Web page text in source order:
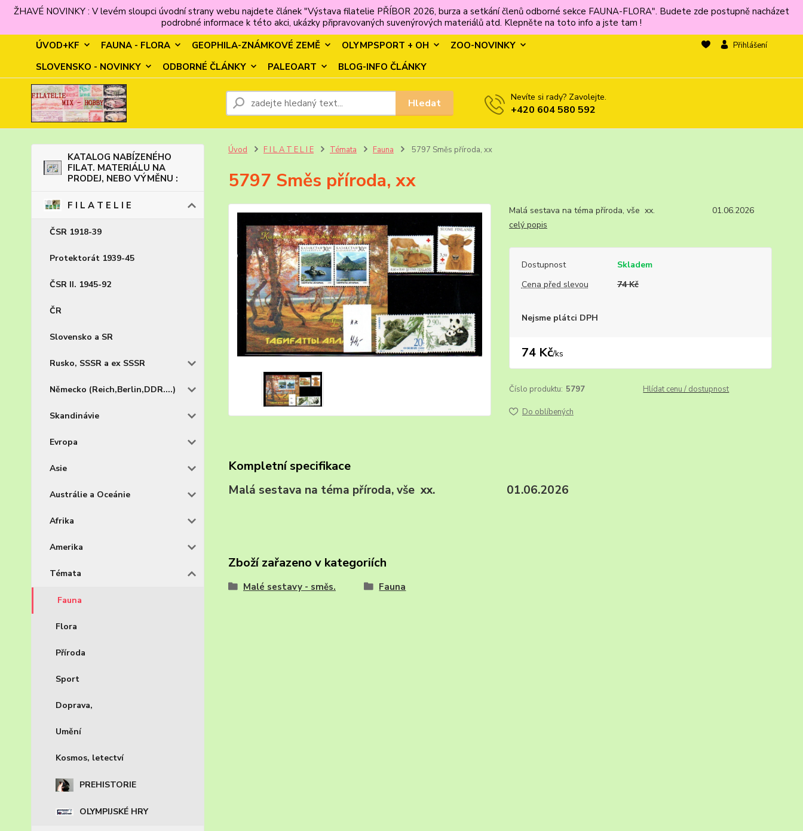
ŽHAVÉ NOVINKY : V levém sloupci úvodní strany webu najdete článek "Výstava filatelie PŘÍBOR 2026, burza a setkání členů odborné sekce FAUNA-FLORA". Budete zde postupně nacházet
podrobné informace k této akci, ukázky připravovaných suvenýrových materiálů atd. Klepněte na toto info a jste tam !
ÚVOD+KF
FAUNA - FLORA GEOPHILA-ZNÁMKOVÉ ZEMĚ OLYMPSPORT + OH
ZOO-NOVINKY
SLOVENSKO - NOVINKY
ODBORNÉ ČLÁNKY PALEOART BLOG-INFO ČLÁNKY
Přihlášení
Hledat Nevíte si rady? Zavolejte.
+420 604 580 592
KATALOG NABÍZENÉHO
FILAT. MATERIÁLU NA
PRODEJ, NEBO VÝMĚNU :
F I L A T E L I E
ČSR 1918-39
Protektorát 1939-45
ČSR II. 1945-92
ČR
Slovensko a SR
Rusko, SSSR a ex SSSR
Německo (Reich,Berlin,DDR....)
Skandinávie
Evropa
Asie
Austrálie a Oceánie
Afrika
Amerika
Témata
Fauna
Flora
Příroda
Sport
Doprava,
Umění
Kosmos, letectví
PREHISTORIE
OLYMPIJSKÉ HRY
Úvod F I L A T E L I E Témata Fauna 5797 Směs příroda, xx
5797 Směs příroda, xx
Malá sestava na téma příroda, vše xx. 01.06.2026
celý popis
Dostupnost
Skladem
Cena před slevou
74 Kč
Nejsme plátci DPH
74 Kč/ks
Číslo produktu: 5797 Hlídat cenu / dostupnost
Do oblíbených
Kompletní specifikace
Malá sestava na téma příroda, vše xx. 01.06.2026
Zboží zařazeno v kategoriích
Malé sestavy - směs. Fauna